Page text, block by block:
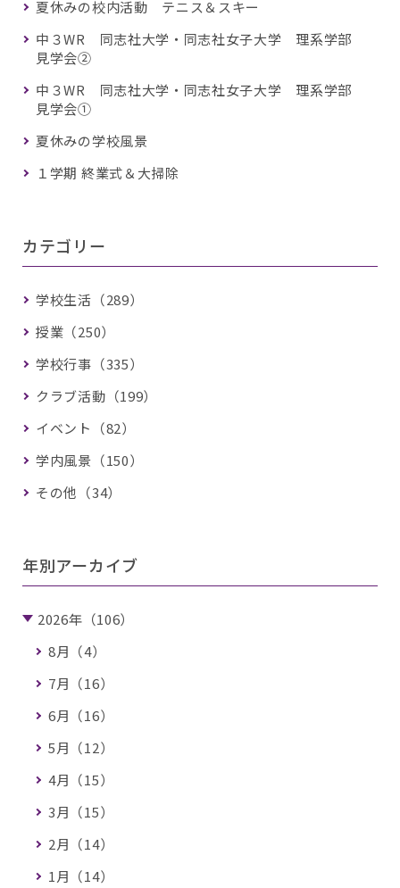
夏休みの校内活動 テニス＆スキー
中３WR 同志社大学・同志社女子大学 理系学部
見学会②
中３WR 同志社大学・同志社女子大学 理系学部
見学会①
夏休みの学校風景
１学期 終業式＆大掃除
カテゴリー
学校生活（289）
授業（250）
学校行事（335）
クラブ活動（199）
イベント（82）
学内風景（150）
その他（34）
年別アーカイブ
2026年（106）
8月（4）
7月（16）
6月（16）
5月（12）
4月（15）
3月（15）
2月（14）
1月（14）